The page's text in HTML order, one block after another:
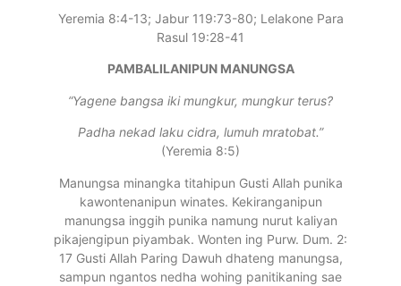
Yeremia 8:4-13; Jabur 119:73-80; Lelakone Para
Rasul 19:28-41
PAMBALILANIPUN MANUNGSA
“Yagene bangsa iki mungkur, mungkur terus?
Padha nekad laku cidra, lumuh mratobat.”
(Yeremia 8:5)
Manungsa minangka titahipun Gusti Allah punika
kawontenanipun winates. Kekiranganipun
manungsa inggih punika namung nurut kaliyan
pikajengipun piyambak. Wonten ing Purw. Dum. 2:
17 Gusti Allah Paring Dawuh dhateng manungsa,
sampun ngantos nedha wohing panitikaning sae